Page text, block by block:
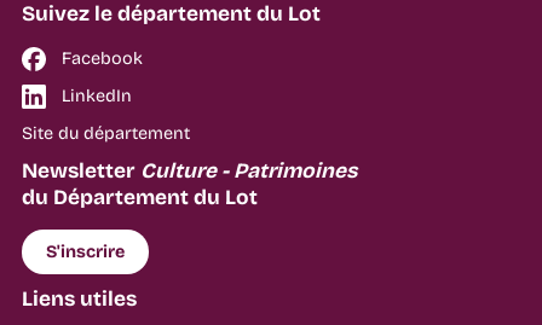
Suivez le département du Lot
Facebook
LinkedIn
Site du département
Newsletter Culture - Patrimoines
du Département du Lot
S'inscrire
Liens utiles